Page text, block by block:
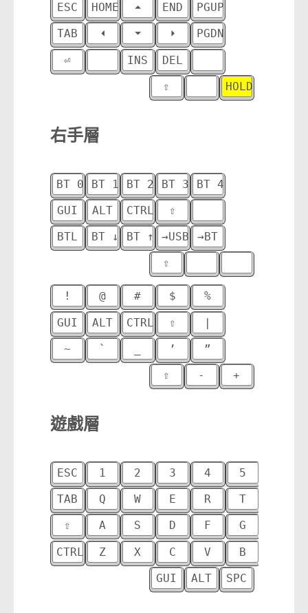
ESC HOME ⏶ END PGUP
TAB ⏴ ⏷ ⏵ PGDN
⏎ INS DEL
⇧ HOLD
右手層
BT 0 BT 1 BT 2 BT 3 BT 4
GUI ALT CTRL ⇧
BTL BT ↓ BT ↑ →USB →BT
⇧
! @ # $ %
GUI ALT CTRL ⇧ |
~ ` ’ ”
⇧ - +
遊戲層
ESC 1 2 3 4 5
TAB Q W E R T
⇧ A S D F G
CTRL Z X C V B
GUI ALT SPC